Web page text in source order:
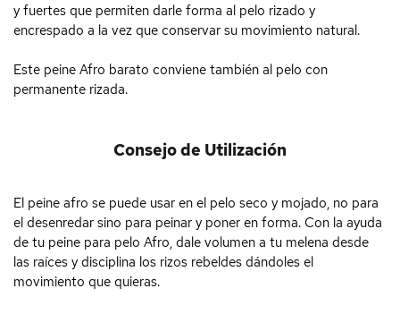
y fuertes que permiten darle forma al pelo rizado y
encrespado a la vez que conservar su movimiento natural.
Este peine Afro barato conviene también al pelo con
permanente rizada.
Consejo de Utilización
El peine afro se puede usar en el pelo seco y mojado, no para
el desenredar sino para peinar y poner en forma. Con la ayuda
de tu peine para pelo Afro, dale volumen a tu melena desde
las raíces y disciplina los rizos rebeldes dándoles el
movimiento que quieras.